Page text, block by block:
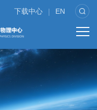
下载中心 EN